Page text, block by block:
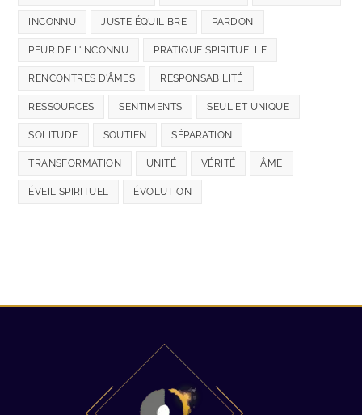
INCONNU JUSTE ÉQUILIBRE PARDON
PEUR DE L'INCONNU PRATIQUE SPIRITUELLE
RENCONTRES D'ÂMES RESPONSABILITÉ
RESSOURCES SENTIMENTS SEUL ET UNIQUE
SOLITUDE SOUTIEN SÉPARATION
TRANSFORMATION UNITÉ VÉRITÉ ÂME
ÉVEIL SPIRITUEL ÉVOLUTION